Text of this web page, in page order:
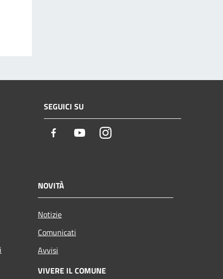
SEGUICI SU
Facebook YoutubeInstagram
NOVITÀ
Notizie
Comunicati
Avvisi
VIVERE IL COMUNE